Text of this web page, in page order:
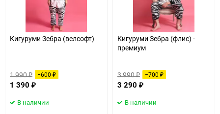
90
Кигуруми Зебра (велсофт)
1 990₽ −600 ₽
1 390 ₽
В наличии
Кигуруми Зебра (флис) -
премиум
3 990₽ −700 ₽
3 290 ₽
В наличии